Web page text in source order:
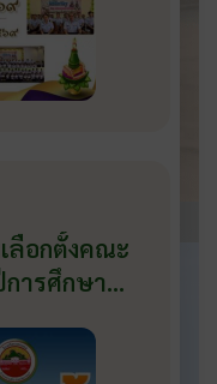
เลือกตั้งคณะ
ารศึกษา
นโรงเรียน